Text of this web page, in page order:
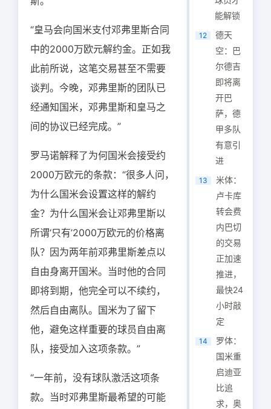
“皇马会向国米支付邓弗里斯合同
中的2000万欧元解约金。正如我
此前所说，这笔交易甚至不需要
谈判。今晚，邓弗里斯的团队已
经通知国米，邓弗里斯和皇马之
间的协议已经完成。”
罗马诺解释了为何国米会接受约
2000万欧元的条款：“很多人问，
为什么国米会设置这样的解约
金？为什么国米会让邓弗里斯以
所谓‘只有’2000万欧元的价格离
队？因为两年前邓弗里斯差点以
自由身离开国米。当时他的合同
即将到期，他完全可以不续约，
然后自由离队。国米为了留下
他，避免这样重要的球员自由离
队，接受加入这项条款。”
“一年前，没有球队激活这项条
款。当时邓弗里斯最希望的可能
能解锁
12
德天
空：巴
尔德吉
即将离
开巴
萨，德
甲多队
有意引
进
13
米体：
卢卡库
转会费
内巴切
的交易
正加速
推进，
最快24
小时敲
定
14
罗体：
国米重
启迪亚
比追
求，奥